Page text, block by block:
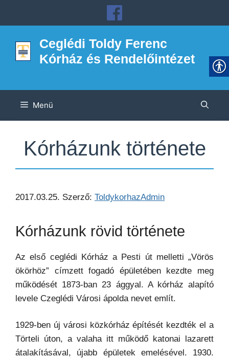
Ceglédi Toldy Ferenc
Kórház és Rendelőintézet
Menü
Kórházunk története
2017.03.25. Szerző: ToldykorhazAdmin
Kórházunk rövid története
Az első ceglédi Kórház a Pesti út melletti „Vörös
ökörhöz” címzett fogadó épületében kezdte meg
működését 1873-ban 23 ággyal. A kórház alapító
levele Czeglédi Városi ápolda nevet említ.
1929-ben új városi közkórház építését kezdték el a
Törteli úton, a valaha itt működő katonai lazarett
átalakításával, újabb épületek emelésével. 1930.